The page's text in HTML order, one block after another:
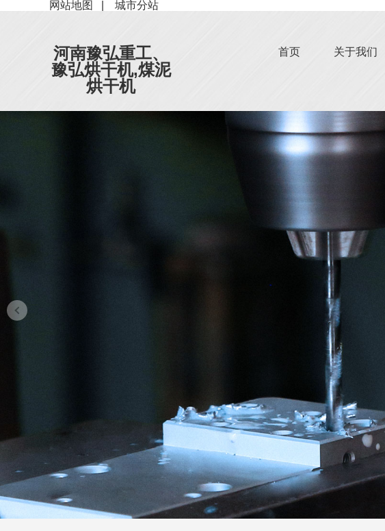
网站地图 城市分站
河南豫弘重工、
豫弘烘干机,煤泥
烘干机
首页 关于我们